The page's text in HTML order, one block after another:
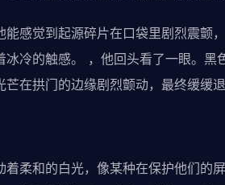
感觉到起源碎片在口袋里剧烈震颤
冷的触感。 ，他回头看了一眼。黑
在拱门的边缘剧烈颤动，最终缓缓退
柔和的白光，像某种在保护他们的